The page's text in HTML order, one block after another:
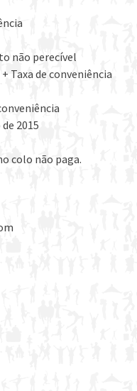
não perecível
Taxa de conveniência
2015
colo não paga.